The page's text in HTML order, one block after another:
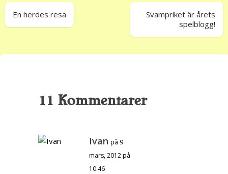
En herdes resa
Svampriket är årets
spelblogg!
11 Kommentarer
Ivan på 9
mars, 2012 på
10:46